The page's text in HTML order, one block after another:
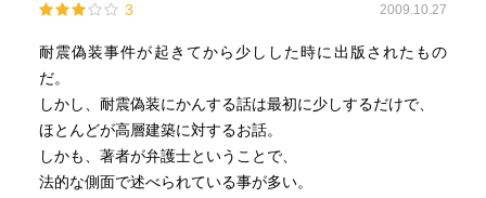
3 2009.10.27
耐震偽装事件が起きてから少しした時に出版されたもの
だ。
しかし、耐震偽装にかんする話は最初に少しするだけで、
ほとんどが高層建築に対するお話。
しかも、著者が弁護士ということで、
法的な側面で述べられている事が多い。